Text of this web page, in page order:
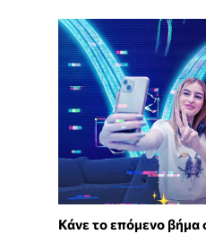
Κάνε το επόμενο